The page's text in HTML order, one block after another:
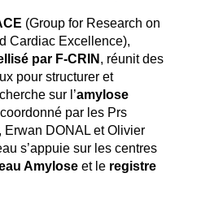
(Group for Research on
Cardiac Excellence),
par F-CRIN , réunit des
pour structurer et
sur l’amylose
par les Prs
Erwan DONAL et Olivier
s’appuie sur les centres
Amylose et le registre